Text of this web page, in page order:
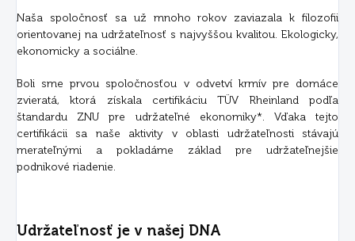
Naša spoločnosť sa už mnoho rokov zaviazala k filozofii
orientovanej na udržateľnosť s najvyššou kvalitou. Ekologicky,
ekonomicky a sociálne.
Boli sme prvou spoločnosťou v odvetví krmív pre domáce
zvieratá, ktorá získala certifikáciu TÜV Rheinland podľa
štandardu ZNU pre udržateľné ekonomiky*. Vďaka tejto
certifikácii sa naše aktivity v oblasti udržateľnosti stávajú
merateľnými a pokladáme základ pre udržateľnejšie
podnikové riadenie.
Udržateľnosť je v našej DNA